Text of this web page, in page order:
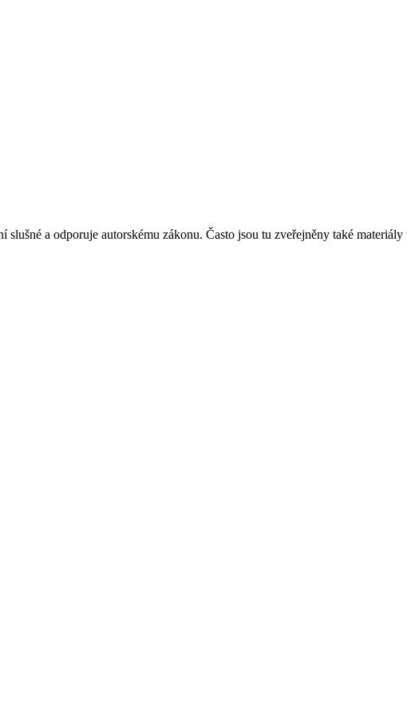
a odporuje autorskému zákonu. Často jsou tu zveřejněny také